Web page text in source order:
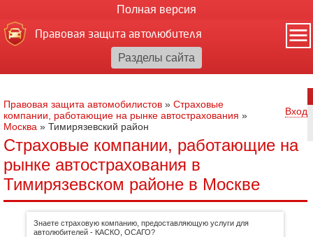
Полная версия
Правовая защита автолюбителя
Правовая защита автомобилистов » Страховые
компании, работающие на рынке автострахования »
Москва » Тимирязевский район
Вход
Страховые компании, работающие на
рынке автострахования в
Тимирязевском районе в Москве
Знаете страховую компанию, предоставляющую услуги для
автолюбителей - КАСКО, ОСАГО?